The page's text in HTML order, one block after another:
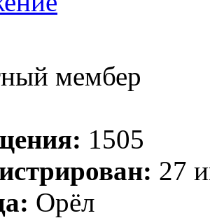
мембер
1505
27
Орёл